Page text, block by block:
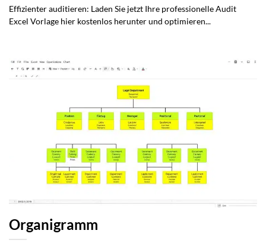
Effizienter auditieren: Laden Sie jetzt Ihre professionelle Audit
Excel Vorlage hier kostenlos herunter und optimieren...
Organigramm